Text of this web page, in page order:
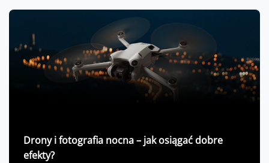
Drony i fotografia nocna – jak osiągać dobre
efekty?